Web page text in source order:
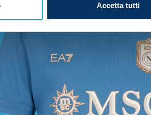
Accetta tutti